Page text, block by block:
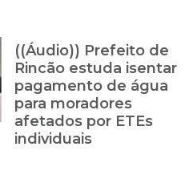
((Áudio)) Prefeito de
Rincão estuda isentar
pagamento de água
para moradores
afetados por ETEs
individuais